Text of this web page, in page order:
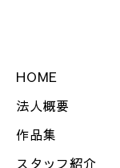
HOME
法人概要
作品集
スタッフ紹介